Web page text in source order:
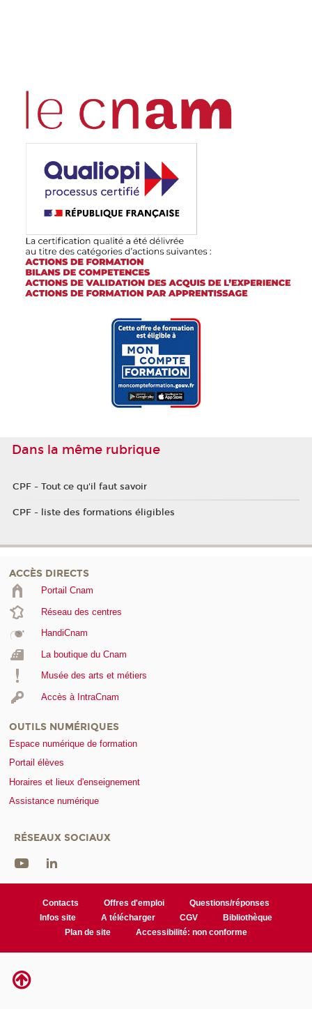
Dans la même rubrique
CPF - Tout ce qu'il faut savoir
CPF - liste des formations éligibles
ACCÈS DIRECTS
Portail Cnam
Réseau des centres
HandiCnam
La boutique du Cnam
Musée des arts et métiers
Accès à IntraCnam
OUTILS NUMÉRIQUES
Espace numérique de formation
Portail élèves
Horaires et lieux d'enseignement
Assistance numérique
RÉSEAUX SOCIAUX
Contacts Offres d'emploi
Questions/réponses
Infos site
A télécharger CGV
Bibliothèque
Plan de site
Accessibilité: non conforme